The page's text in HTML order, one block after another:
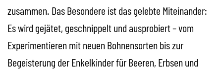
zusammen. Das Besondere ist das gelebte Miteinander:
Es wird gejätet, geschnippelt und ausprobiert – vom
Experimentieren mit neuen Bohnensorten bis zur
Begeisterung der Enkelkinder für Beeren, Erbsen und